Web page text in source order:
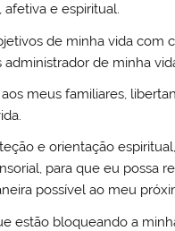
afetiva e espiritual.
de minha vida com
de minha
meus familiares,
e orientação
para que eu possa
possível ao meu
estão bloqueando a